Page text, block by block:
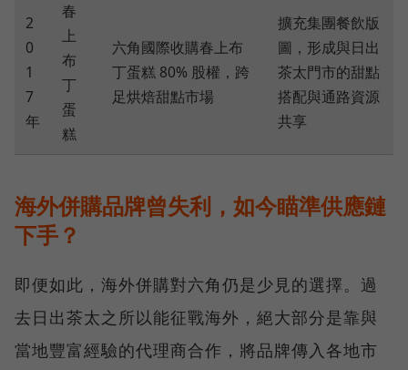
2
0
1
7
年
春
上
布
丁
蛋
糕
六角國際收購春上布
丁蛋糕 80% 股權，跨
足烘焙甜點市場
擴充集團餐飲版
圖，形成與日出
茶太門市的甜點
搭配與通路資源
共享
海外併購品牌曾失利，如今瞄準供應鏈
下手？
即便如此，海外併購對六角仍是少見的選擇。過
去日出茶太之所以能征戰海外，絕大部分是靠與
當地豐富經驗的代理商合作，將品牌傳入各地市